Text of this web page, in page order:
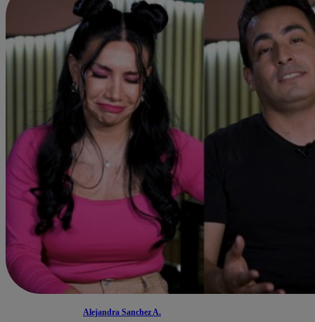
Alejandra Sanchez A.